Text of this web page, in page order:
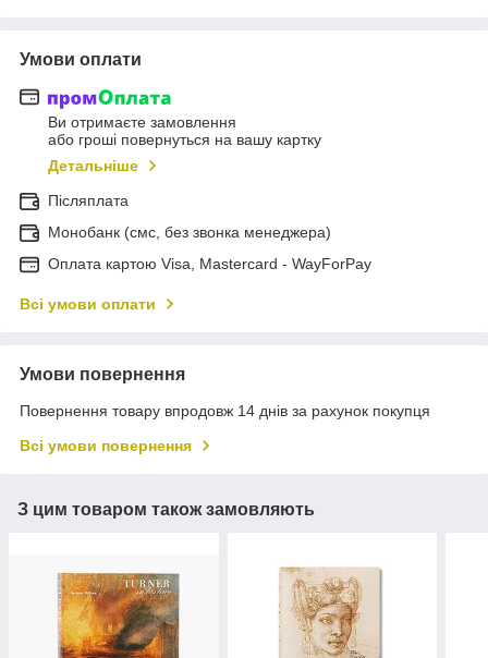
Умови оплати
Ви отримаєте замовлення
або гроші повернуться на вашу картку
Детальніше
Післяплата
Монобанк (смс, без звонка менеджера)
Оплата картою Visa, Mastercard - WayForPay
Всі умови оплати
Умови повернення
Повернення товару впродовж 14 днів за рахунок покупця
Всі умови повернення
З цим товаром також замовляють